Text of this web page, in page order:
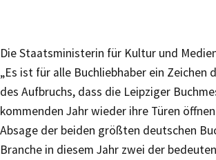
Die Staatsministerin für Kultur und
„Es ist für alle Buchliebhaber ein Zeichen
des Aufbruchs, dass die Leipziger
kommenden Jahr wieder ihre Türen
Absage der beiden größten deutschen
Branche in diesem Jahr zwei der